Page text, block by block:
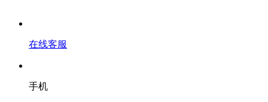
在线客服
手机